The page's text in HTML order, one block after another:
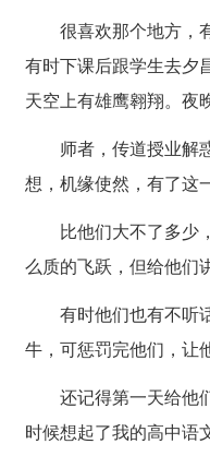
很喜欢那个地方，有
有时下课后跟学生去夕
天空上有雄鹰翱翔。夜
师者，传道授业解惑
想，机缘使然，有了这
比他们大不了多少，
么质的飞跃，但给他们
有时他们也有不听话
牛，可惩罚完他们，让
还记得第一天给他们
时候想起了我的高中语